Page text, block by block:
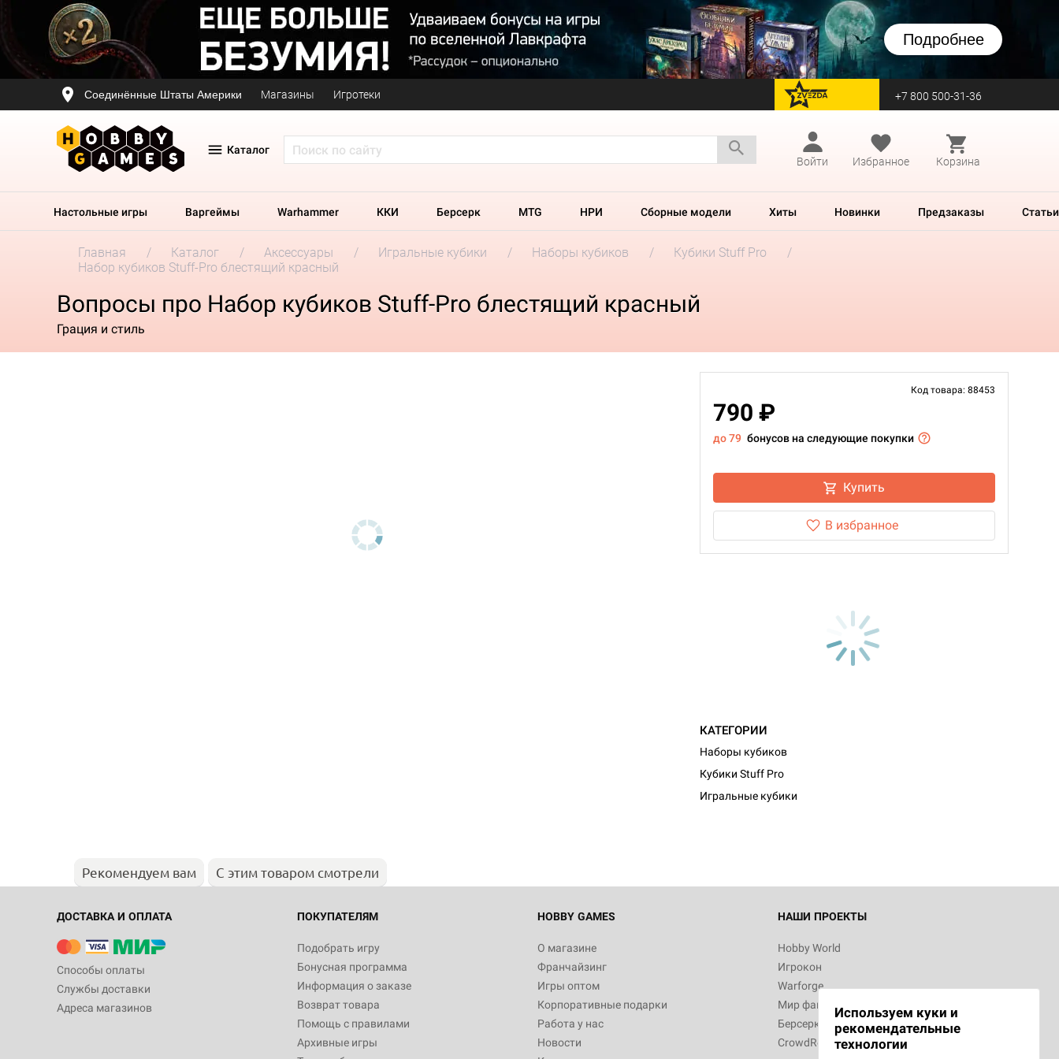
Подробнее
Соединённые Штаты Америки Магазины Игротеки перейти на Zvezda +7 800 500-31-36
Каталог
Войти
Избранное Корзина
Настольные игры Варгеймы Warhammer ККИ Берсерк MTG НРИ Сборные модели Хиты Новинки Предзаказы Статьи
Главная Каталог Аксессуары Игральные кубики Наборы кубиков
Кубики Stuff Pro
Набор кубиков Stuff-Pro блестящий красный
Вопросы про Набор кубиков Stuff-Pro блестящий красный
Грация и стиль
Код товара: 88453
790 ₽
до 79 бонусов на следующие покупки
Купить
В избранное
КАТЕГОРИИ
Наборы кубиков
Кубики Stuff Pro
Игральные кубики
Рекомендуем вам С этим товаром смотрели
ДОСТАВКА И ОПЛАТА
Способы оплаты
Службы доставки
Адреса магазинов
ПОКУПАТЕЛЯМ
Подобрать игру
Бонусная программа
Информация о заказе
Возврат товара
Помощь с правилами
Архивные игры
HOBBY GAMES
О магазине
Франчайзинг
Игры оптом
Корпоративные подарки
Работа у нас
Новости
НАШИ ПРОЕКТЫ
Hobby World
Игрокон
Warforge
Мир фантастики
Берсерк
CrowdRepublic
Используем куки и
рекомендательные
технологии